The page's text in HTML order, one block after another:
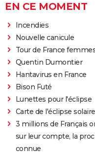
EN CE MOMENT
Incendies
Nouvelle canicule
Tour de France
Quentin Dumontier
Hantavirus en France
Bison Futé
Lunettes pour l'éclipse
Carte de l'éclipse
3 millions de Français
sur leur compte, la
connue